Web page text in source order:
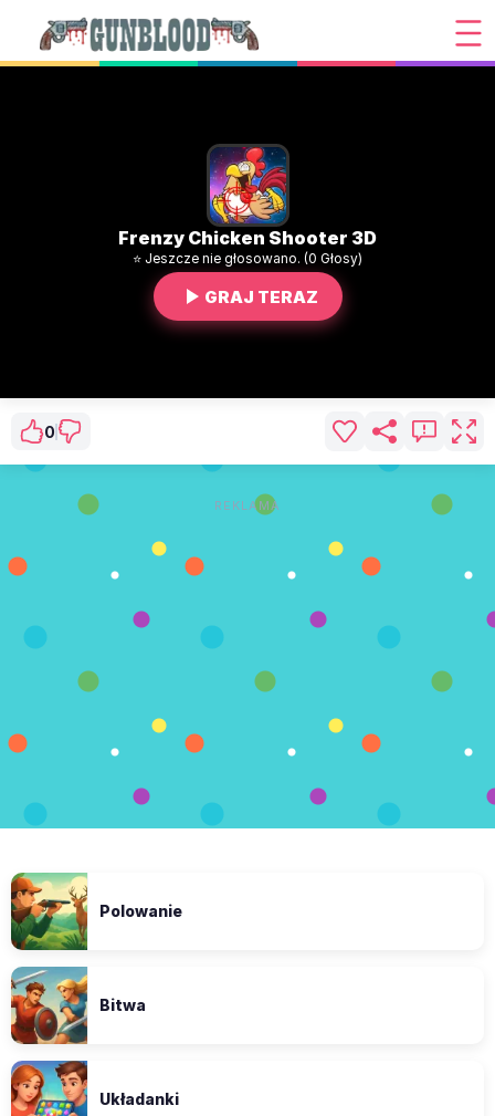
Frenzy Chicken Shooter 3D
⭐ Jeszcze nie głosowano. (0 Głosy)
GRAJ TERAZ
0
REKLAMA
Polowanie
Bitwa
Układanki